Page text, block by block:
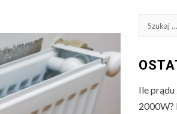
Szukaj:
Ile
2000W?